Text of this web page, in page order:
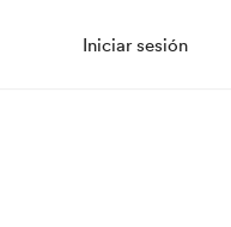
Iniciar sesión